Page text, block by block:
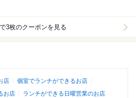
3枚のクーポンを見る
店
個室でランチができるお店
お店
ランチができる日曜営業のお店